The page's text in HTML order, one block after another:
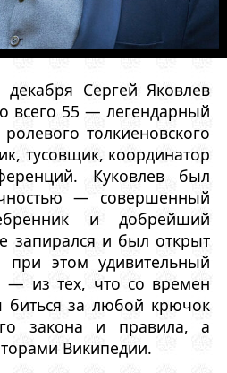
Сергей Яковлев
всего 55 — легендарный
толкиеновского
тусовщик, координатор
Куковлев был
— совершенный
и добрейший
запирался и был открыт
при этом удивительный
— из тех, что со времен
за любой крючок
закона и правила, а
Википедии.